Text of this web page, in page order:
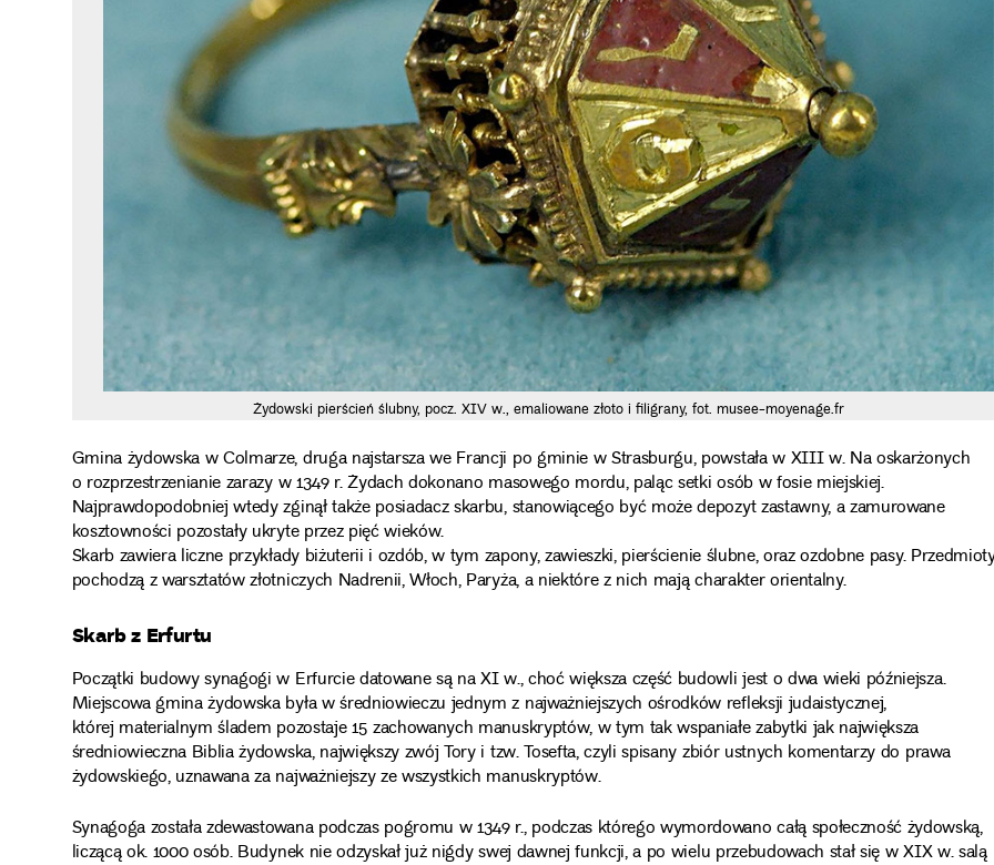
Żydowski pierścień ślubny, pocz. XIV w., emaliowane złoto i filigrany, fot. musee-moyenage.fr
Gmina żydowska w Colmarze, druga najstarsza we Francji po gminie w Strasburgu, powstała w XIII w. Na oskarżonych
o rozprzestrzenianie zarazy w 1349 r. Żydach dokonano masowego mordu, paląc setki osób w fosie miejskiej.
Najprawdopodobniej wtedy zginął także posiadacz skarbu, stanowiącego być może depozyt zastawny, a zamurowane
kosztowności pozostały ukryte przez pięć wieków.
Skarb zawiera liczne przykłady biżuterii i ozdób, w tym zapony, zawieszki, pierścienie ślubne, oraz ozdobne pasy.
pochodzą z warsztatów złotniczych Nadrenii, Włoch, Paryża, a niektóre z nich mają charakter orientalny.
Skarb z Erfurtu
Początki budowy synagogi w Erfurcie datowane są na XI w., choć większa część budowli jest o dwa wieki późniejsza.
Miejscowa gmina żydowska była w średniowieczu jednym z najważniejszych ośrodków refleksji judaistycznej,
której materialnym śladem pozostaje 15 zachowanych manuskryptów, w tym tak wspaniałe zabytki jak największa
średniowieczna Biblia żydowska, największy zwój Tory i tzw. Tosefta, czyli spisany zbiór ustnych komentarzy do prawa
żydowskiego, uznawana za najważniejszy ze wszystkich manuskryptów.
Synagoga została zdewastowana podczas pogromu w 1349 r., podczas którego wymordowano całą społeczność żydowską,
liczącą ok. 1000 osób. Budynek nie odzyskał już nigdy swej dawnej funkcji, a po wielu przebudowach stał się w XIX w. salą